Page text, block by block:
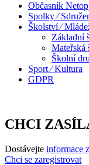
Občasník
Spolky ⁄
Školství ⁄
Základní
Mateřská
Školní
Sport ⁄ Kultura
GDPR
CHCI
Dostávejte informace
Chci se zaregistrovat